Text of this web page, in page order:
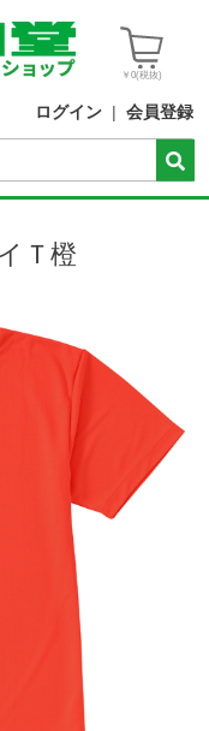
￥0(税抜)
ログイン | 会員登録
Ｔ橙